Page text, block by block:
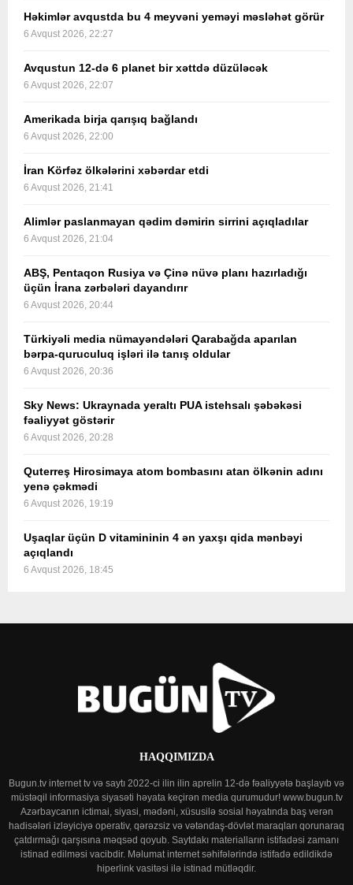
Həkimlər avqustda bu 4 meyvəni yeməyi məsləhət görür
6 Avqust 2026, 22:27
Avqustun 12-də 6 planet bir xəttdə düzüləcək
6 Avqust 2026, 22:07
Amerikada birja qarışıq bağlandı
6 Avqust 2026, 22:00
İran Körfəz ölkələrini xəbərdar etdi
6 Avqust 2026, 21:41
Alimlər paslanmayan qədim dəmirin sirrini açıqladılar
6 Avqust 2026, 21:04
ABŞ, Pentaqon Rusiya və Çinə nüvə planı hazırladığı
üçün İrana zərbələri dayandırır
6 Avqust 2026, 20:44
Türkiyəli media nümayəndələri Qarabağda aparılan
bərpa-quruculuq işləri ilə tanış oldular
6 Avqust 2026, 20:36
Sky News: Ukraynada yeraltı PUA istehsalı şəbəkəsi
fəaliyyət göstərir
6 Avqust 2026, 20:28
Quterreş Hirosimaya atom bombasını atan ölkənin adını
yenə çəkmədi
6 Avqust 2026, 19:19
Uşaqlar üçün D vitamininin 4 ən yaxşı qida mənbəyi
açıqlandı
6 Avqust 2026, 18:45
HAQQIMIZDA
Bugun.tv internet tv və saytı 2022-ci ilin ilin aprelin 12-də fəaliyyətə başlayıb və
müstəqil informasiya siyasəti həyata keçirən media qurumudur! www.bugun.tv
Azərbaycanın ictimai, siyasi, mədəni, xüsusilə sosial həyatında baş verən
hadisələri izləyiciyə operativ, qərəzsiz və vətəndaş-dövlət maraqları qorunaraq
çatdırmağı qarşısına məqsəd qoyub. Saytdakı materialların istifadəsi zamanı
istinad edilməsi vacibdir. Məlumat internet səhifələrində istifadə edildikdə
hiperlink vasitəsi ilə istinad mütləqdir.